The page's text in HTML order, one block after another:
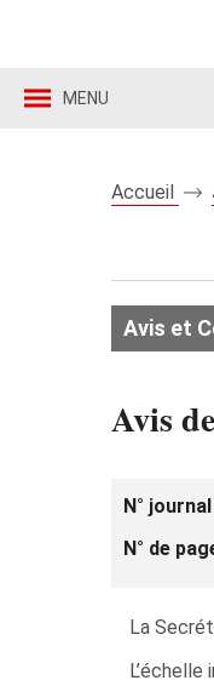
MENU
Accueil
Avis et
Avis
N° journal
N° de
La